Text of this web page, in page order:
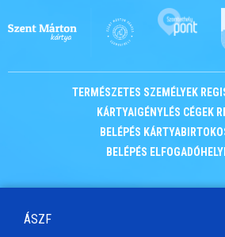
TERMÉSZETES SZEMÉLYEK
KÁRTYAIGÉNYLÉS CÉGEK
BELÉPÉS
BELÉPÉS
ÁSZF